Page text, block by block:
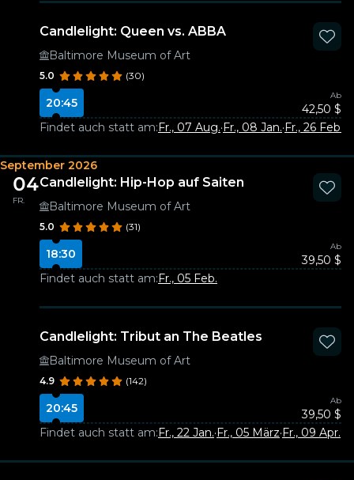
Candlelight: Queen vs. ABBA
Baltimore Museum of Art
5.0 (30)
20:45
Ab
42,50 $
Findet auch statt am:Fr., 07 Aug.·Fr., 08 Jan.·Fr., 26 Feb.
September 2026
04
FR.
Candlelight: Hip-Hop auf Saiten
Baltimore Museum of Art
5.0 (31)
18:30
Ab
39,50 $
Findet auch statt am:Fr., 05 Feb.
Candlelight: Tribut an The Beatles
Baltimore Museum of Art
4.9 (142)
20:45
Ab
39,50 $
Findet auch statt am:Fr., 22 Jan.·Fr., 05 März·Fr., 09 Apr.